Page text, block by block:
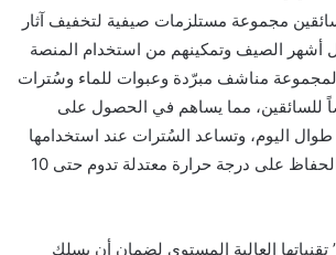
مجموعة مستلزمات صيفية لتخفيف آثار
أشهر الصيف وتمكينهم من استخدام المنصة
مناشف مبرّدة وعبوات للماء وسُترات
مما يساهم في الحصول على
اليوم، وتساعد السُترات عند استخدامها
بالشكل الصحيح في الحفاظ على درجة حرارة معتدلة تدوم حتى 10
العالية المستوى لضمان أن يسلك